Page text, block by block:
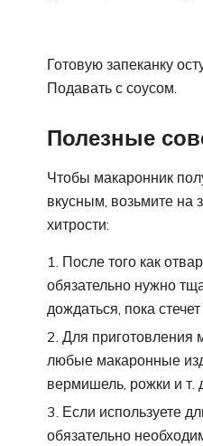
Готовую запеканку
Подавать с соусом.
Полезные
Чтобы макаронник
вкусным, возьмите на
хитрости:
После того как
обязательно нужно
дождаться, пока
Для приготовления
любые макаронные
вермишель, рожки и т.
Если используете
обязательно